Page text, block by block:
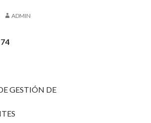
ADMIN
GESTIÓN DE